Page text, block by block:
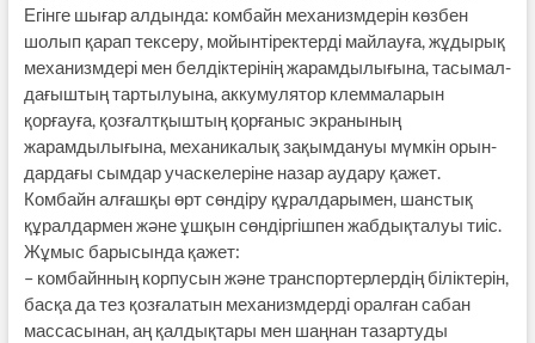
Егінге шығар алдында: комбайн механизмдерін көзбен
шолып қарап тексеру, мойынтіректерді май­лау­ға, жұдырық
механизмдері мен белдік­терінің жарамдылығына, тасымал­
дағыштың тартылуына, аккумулятор клеммаларын
қорғауға, қозғалтқыштың қорғаныс экранының
жарамдылығына, механикалық зақымдануы мүмкін орын­
дардағы сымдар учаскелеріне на­зар аудару қажет.
Комбайн алғашқы өрт сөн­діру құралдарымен, шанстық
құрал­дар­мен және ұшқын сөндіргішпен жаб­дық­та­луы тиіс.
Жұмыс барысында қажет:
– комбайнның корпусын және транс­пор­терлердің біліктерін,
басқа да тез қозға­латын механизмдерді оралған са­бан
массасынан, аң қалдықтары мен шаң­нан тазартуды